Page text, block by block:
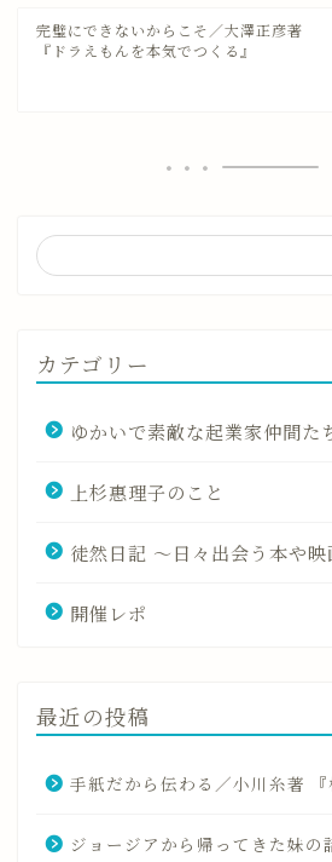
完璧にできないからこそ／大澤正彦著
『ドラえもんを本気でつくる』
カテゴリー
ゆかいで素敵な起業家仲間た
上杉惠理子のこと
徒然日記 〜日々出会う本や映
開催レポ
最近の投稿
手紙だから伝わる／小川糸著 『
ジョージアから帰ってきた妹の